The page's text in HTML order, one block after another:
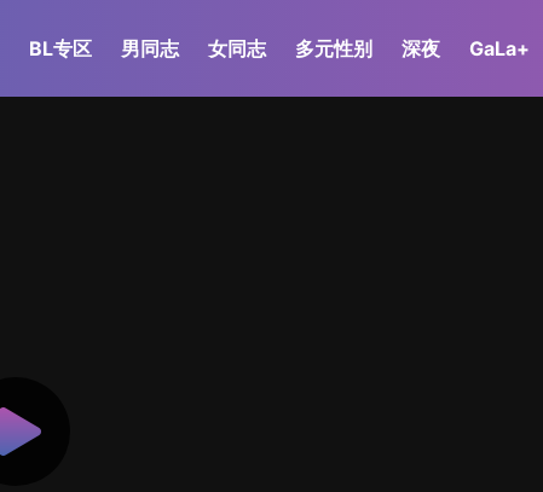
BL专区 男同志 女同志 多元性别 深夜 GaLa+